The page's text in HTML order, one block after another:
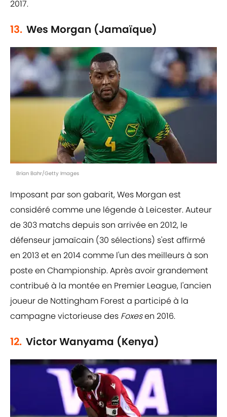
2017.
13. Wes Morgan (Jamaïque)
Brian Bahr/Getty Images
Imposant par son gabarit, Wes Morgan est
considéré comme une légende à Leicester. Auteur
de 303 matchs depuis son arrivée en 2012, le
défenseur jamaïcain (30 sélections) s'est affirmé
en 2013 et en 2014 comme l'un des meilleurs à son
poste en Championship. Après avoir grandement
contribué à la montée en Premier League, l'ancien
joueur de Nottingham Forest a participé à la
campagne victorieuse des Foxesen 2016.
12. Victor Wanyama (Kenya)